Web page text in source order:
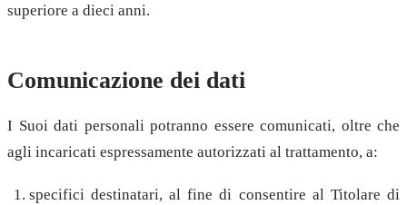
superiore a dieci anni.
Comunicazione dei dati
I Suoi dati personali potranno essere comunicati, oltre che
agli incaricati espressamente autorizzati al trattamento, a:
specifici destinatari, al fine di consentire al Titolare di